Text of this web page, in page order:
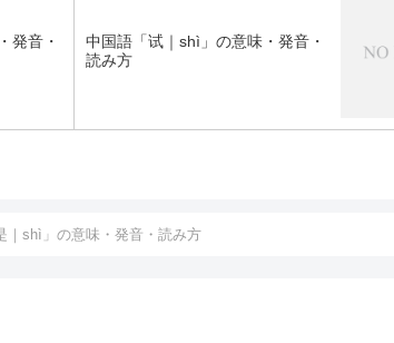
発音・
中国語「试｜shì」の意味・発音・
読み方
｜shì」の意味・発音・読み方